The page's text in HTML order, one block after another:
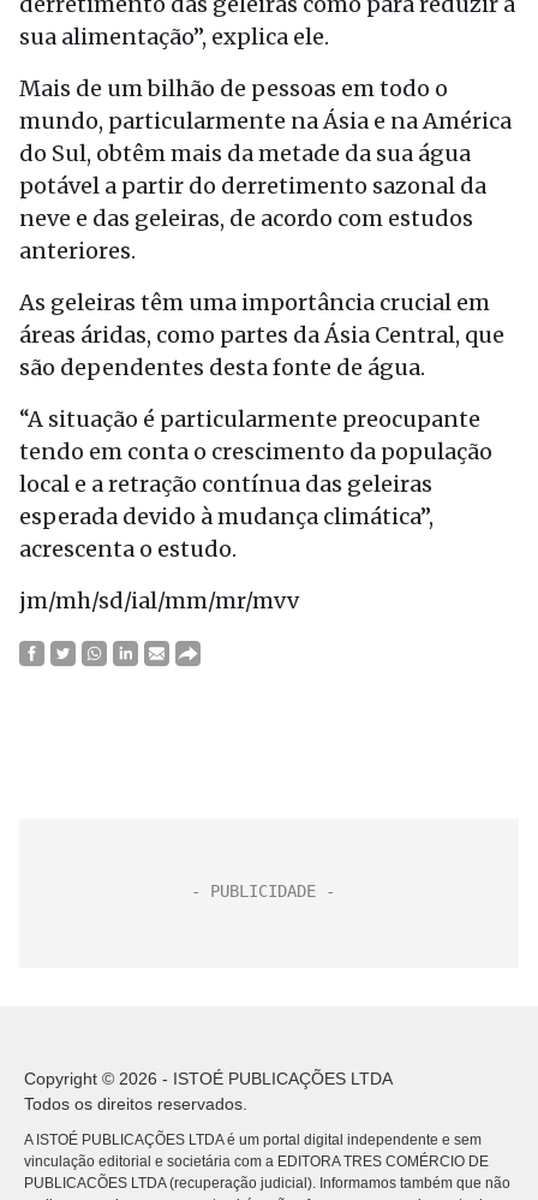
sua alimentação”, explica ele.
Mais de um bilhão de pessoas em todo o
mundo, particularmente na Ásia e na América
do Sul, obtêm mais da metade da sua água
potável a partir do derretimento sazonal da
neve e das geleiras, de acordo com estudos
anteriores.
As geleiras têm uma importância crucial em
áreas áridas, como partes da Ásia Central, que
são dependentes desta fonte de água.
“A situação é particularmente preocupante
tendo em conta o crescimento da população
local e a retração contínua das geleiras
esperada devido à mudança climática”,
acrescenta o estudo.
jm/mh/sd/ial/mm/mr/mvv
Copyright © 2026 - ISTOÉ PUBLICAÇÕES LTDA
Todos os direitos reservados.
A ISTOÉ PUBLICAÇÕES LTDA é um portal digital independente e sem
vinculação editorial e societária com a EDITORA TRES COMÉRCIO DE
PUBLICACÕES LTDA (recuperação judicial). Informamos também que não